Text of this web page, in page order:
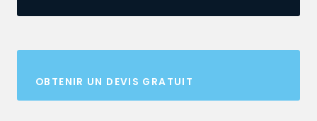
OBTENIR UN DEVIS GRATUIT